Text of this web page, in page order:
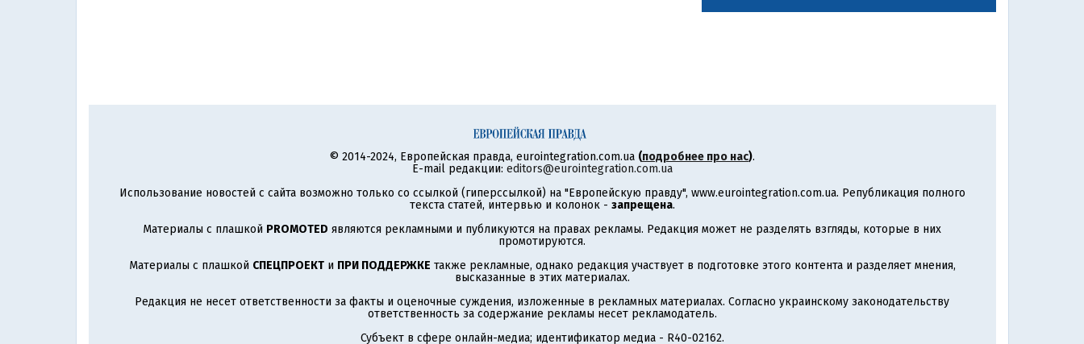
© 2014-2024, Европейская правда, eurointegration.com.ua (подробнее про нас).
E-mail редакции: editors@eurointegration.com.ua
Использование новостей с сайта возможно только со ссылкой (гиперссылкой) на "Европейскую правду", www.eurointegration.com.ua. Републикация полного
текста статей, интервью и колонок - запрещена.
Материалы с плашкой PROMOTED являются рекламными и публикуются на правах рекламы. Редакция может не разделять взгляды, которые в них
промотируются.
Материалы с плашкой СПЕЦПРОЕКТи ПРИ ПОДДЕРЖКЕ также рекламные, однако редакция участвует в подготовке этого контента и разделяет мнения,
высказанные в этих материалах.
Редакция не несет ответственности за факты и оценочные суждения, изложенные в рекламных материалах. Согласно украинскому законодательству
ответственность за содержание рекламы несет рекламодатель.
Субъект в сфере онлайн-медиа; идентификатор медиа - R40-02162.